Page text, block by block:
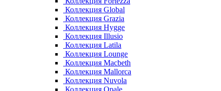
Коллекция Global
Коллекция Grazia
Коллекция Hygge
Коллекция Illusio
Коллекция Latila
Коллекция Lounge
Коллекция Macbeth
Коллекция Mallorca
Коллекция Nuvola
Коллекция Opale